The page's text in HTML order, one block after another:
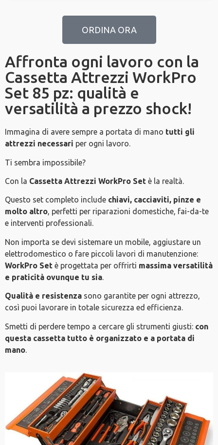
ORDINA ORA
Affronta ogni lavoro con la
Cassetta Attrezzi WorkPro
Set 85 pz: qualità e
versatilità a prezzo shock!
Immagina di avere sempre a portata di mano tutti gli
attrezzi necessari per ogni lavoro.
Ti sembra impossibile?
Con la Cassetta Attrezzi WorkPro Set è la realtà.
Questo set completo include chiavi, cacciaviti, pinze e
molto altro, perfetti per riparazioni domestiche, fai-da-te
e interventi professionali.
Non importa se devi sistemare un mobile, aggiustare un
elettrodomestico o fare piccoli lavori di manutenzione:
WorkPro Set è progettata per offrirti massima versatilità
e praticità ovunque tu sia.
Qualità e resistenza sono garantite per ogni attrezzo,
così puoi lavorare in totale sicurezza ed efficienza.
Smetti di perdere tempo a cercare gli strumenti giusti: con
questa cassetta tutto è organizzato e a portata di
mano.